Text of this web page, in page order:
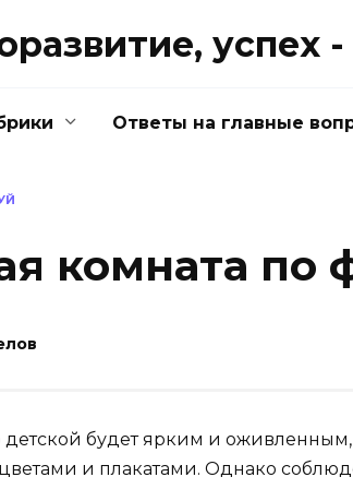
успех
Ответы на главные
комната по
детской будет ярким и
и плакатами. Однако